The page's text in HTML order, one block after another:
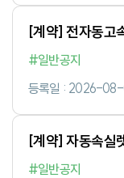
[계약] 전자동고
입찰서 평가결과
#일반공지
등록일 : 2026-
[계약] 자동속실
입찰서 평가결과
#일반공지